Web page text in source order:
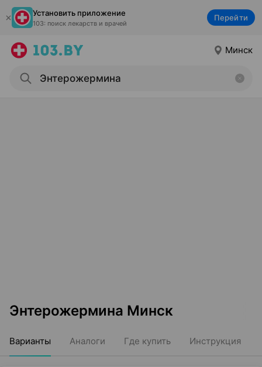
Установить приложение
103: поиск лекарств и врачей
Перейти
Минск
Энтерожермина Минск
Варианты Аналоги Где купить Инструкция